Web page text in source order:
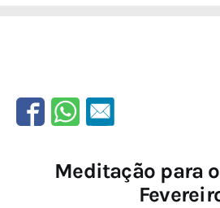
Meditação para